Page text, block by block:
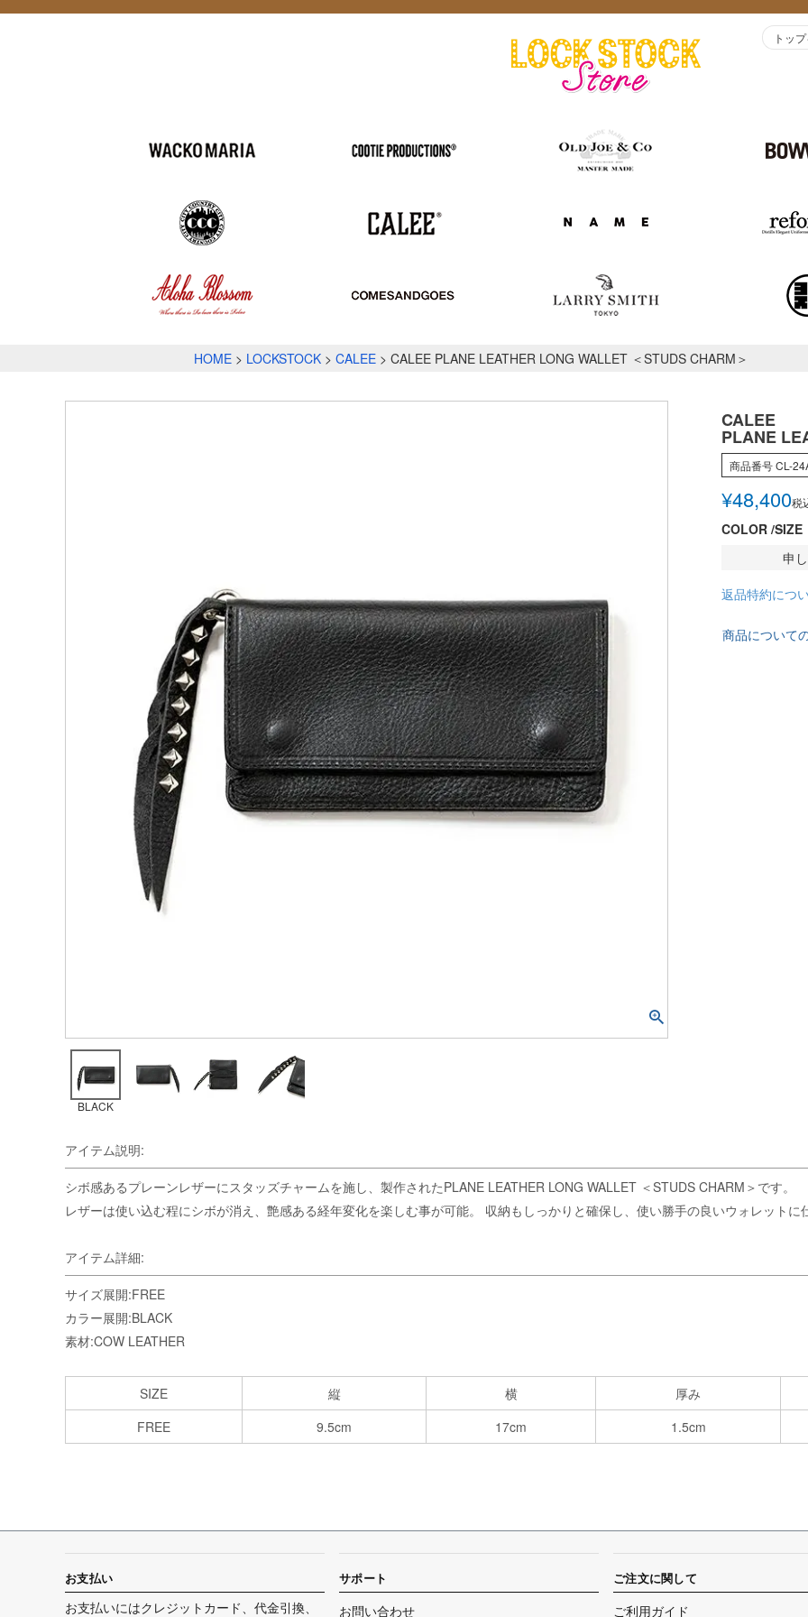
トッ
HOME LOCKSTOCK CALEE CALEE PLANE LEATHER LONG WALLET ＜STUDS CHARM＞
BLACK
CALEE
PLANE
商品番号CL-
¥48,400税
COLOR SIZE
申
返品特約につ
商品について
アイテム説明:
シボ感あるプレーンレザーにスタッズチャームを施し、製作されたPLANE LEATHER LONG WALLET ＜STUDS CHARM＞です。
レザーは使い込む程にシボが消え、艶感ある経年変化を楽しむ事が可能。 収納もしっかりと確保し、使い勝手の良いウォレットに
アイテム詳細:
サイズ展開:FREE
カラー展開:BLACK
素材:COW LEATHER
SIZE 縦 横 厚み
FREE
9.5cm 17cm 1.5cm
お支払い
お支払いにはクレジットカード、代金引換、
サポート
お問い合わせ
ご注文に関して
ご利用ガイド